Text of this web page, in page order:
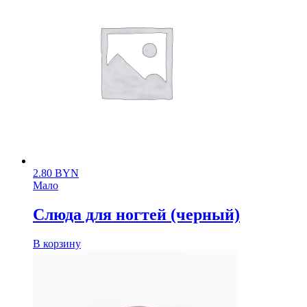
2.80 BYN
Мало
Слюда для ногтей (черный)
В корзину